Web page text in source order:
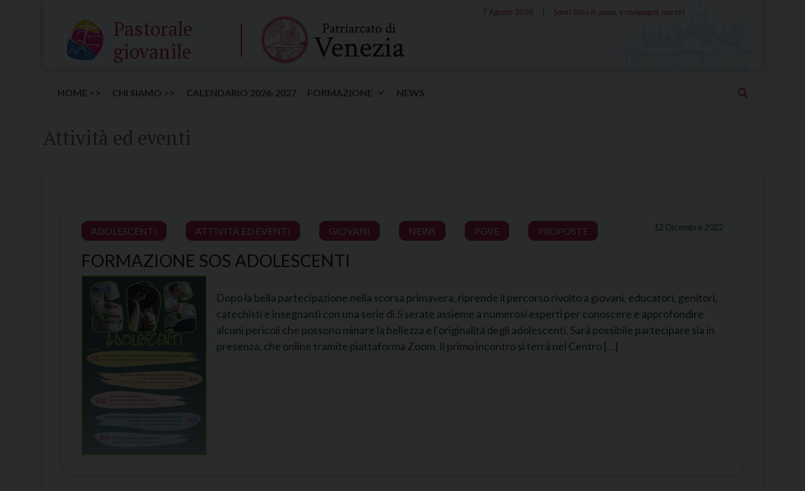
7 Agosto 2026 Santi Sisto II, papa, e compagni, martiri
Pastorale
giovanile
HOME >> CHI SIAMO >> CALENDARIO 2026-2027 FORMAZIONE NEWS
Attività ed eventi
12 Dicembre 2022
ADOLESCENTI ATTIVITÀ ED EVENTI GIOVANI NEWS PGVE PROPOSTE
FORMAZIONE SOS ADOLESCENTI
Dopo la bella partecipazione nella scorsa primavera, riprende il percorso rivolto a giovani, educatori, genitori,
catechisti e insegnanti con una serie di 5 serate assieme a numerosi esperti per conoscere e approfondire
alcuni pericoli che possono minare la bellezza e l’originalità degli adolescenti. Sarà possibile partecipare sia in
presenza, che online tramite piattaforma Zoom. Il primo incontro si terrà nel Centro […]